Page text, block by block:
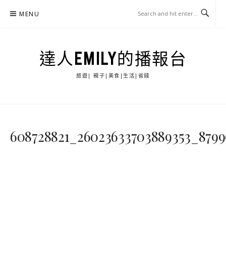
MENU
達人EMILY的播報台
旅遊| 親子|美食|生活|省錢